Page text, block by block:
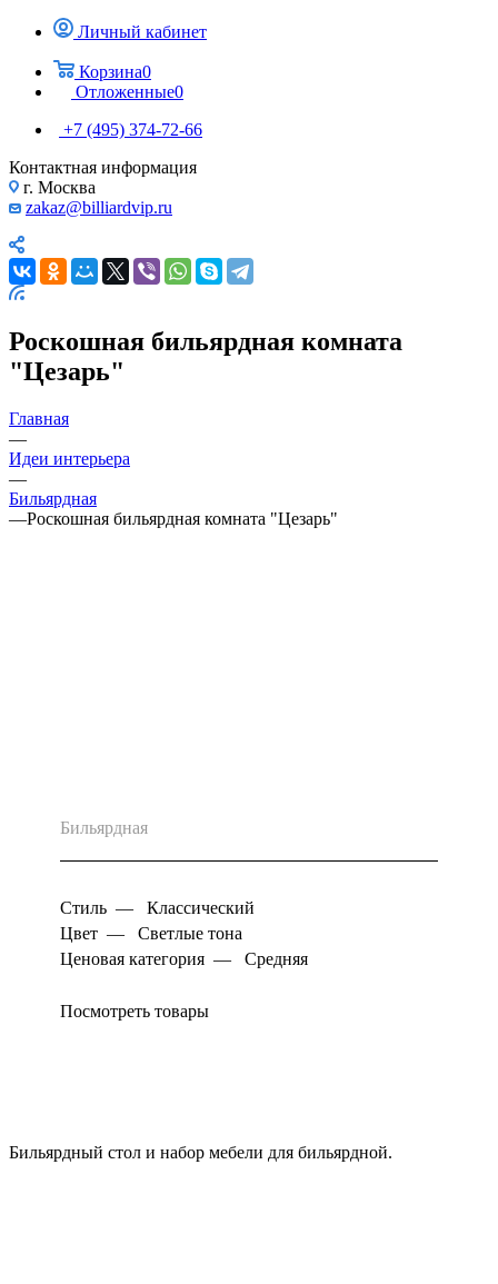
Личный кабинет
Корзина0
Отложенные0
+7 (495) 374-72-66
Контактная информация
г. Москва
zakaz@billiardvip.ru
Роскошная бильярдная комната
"Цезарь"
Главная
—
Идеи интерьера
—
Бильярдная
—Роскошная бильярдная комната "Цезарь"
Бильярдная
Стиль —
Классический
Цвет —
Светлые тона
Ценовая категория — Средняя
Посмотреть товары
Бильярдный стол и набор мебели для бильярдной.